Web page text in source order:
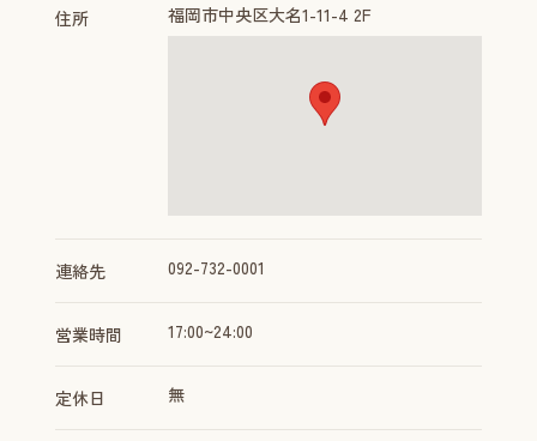
住所 福岡市中央区大名1-11-4 2F
連絡先 092-732-0001
営業時間 17:00~24:00
定休日 無